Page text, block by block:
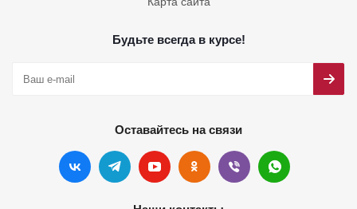
Будьте всегда в курсе!
Оставайтесь на связи